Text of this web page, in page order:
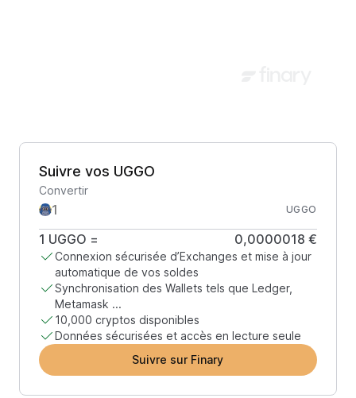
Suivre vos UGGO
Convertir
UGGO
1 UGGO = 0,0000018 €
Connexion sécurisée d’Exchanges et mise à jour
automatique de vos soldes
Synchronisation des Wallets tels que Ledger,
Metamask ...
10,000 cryptos disponibles
Données sécurisées et accès en lecture seule
Suivre sur Finary